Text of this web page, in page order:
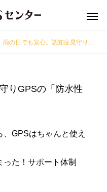
雨の日でも安心。認知症見守りGPSの「防水性能」と選び方を解説！
りGPSの「防水性
、GPSはちゃんと使え
った！サポート体制